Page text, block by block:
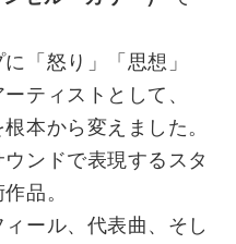
「怒り」「思想」
ティストとして、
本から変えました。
ンドで表現するスタ
品。
ール、代表曲、そし